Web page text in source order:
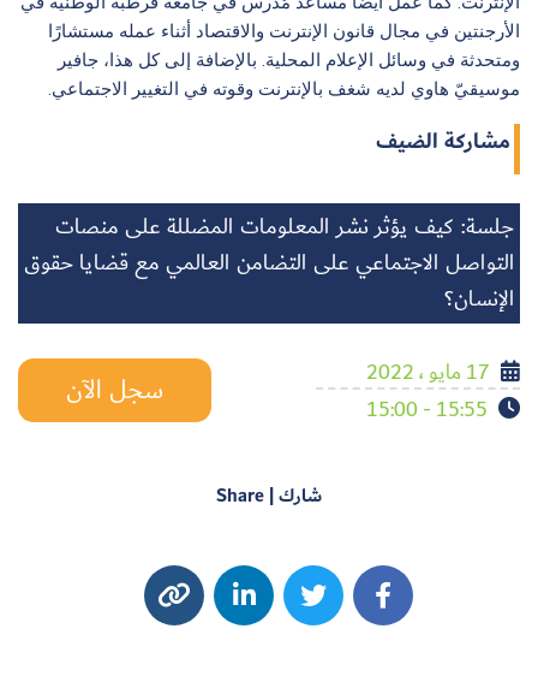
الأرجنتين في مجال قانون الإنترنت والاقتصاد أثناء عمله مستشارًا
ومتحدثة في وسائل الإعلام المحلية. بالإضافة إلى كل هذا، جافير
موسيقيّ هاوي لديه شغف بالإنترنت وقوته في التغيير الاجتماعي.
مشاركة الضيف
جلسة: كيف يؤثر نشر المعلومات المضللة على منصات
التواصل الاجتماعي على التضامن العالمي مع قضايا حقوق
الإنسان؟
17 مايو ، 2022
15:55 - 15:00
سجل الآن
شارك | Share